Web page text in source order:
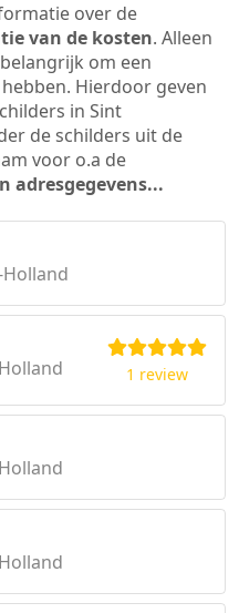
over de
van de kosten. Alleen
om een
Hierdoor geven
in Sint
de schilders uit de
voor o.a de
adresgegevens...
1 review